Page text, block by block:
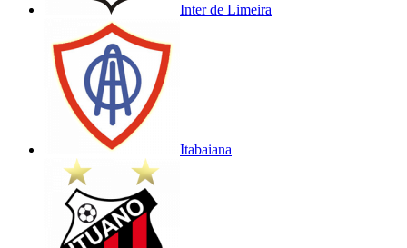
Inter de Limeira
Itabaiana